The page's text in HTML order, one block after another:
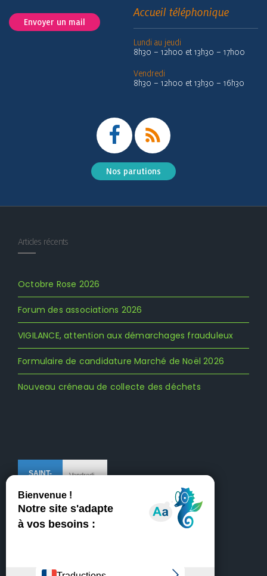
Envoyer un mail
Accueil téléphonique
Lundi au jeudi
8h30 – 12h00 et 13h30 – 17h00
Vendredi
8h30 – 12h00 et 13h30 – 16h30
Nos parutions
Articles récents
Octobre Rose 2026
Forum des associations 2026
VIGILANCE, attention aux démarchages frauduleux
Formulaire de candidature Marché de Noël 2026
Nouveau créneau de collecte des déchets